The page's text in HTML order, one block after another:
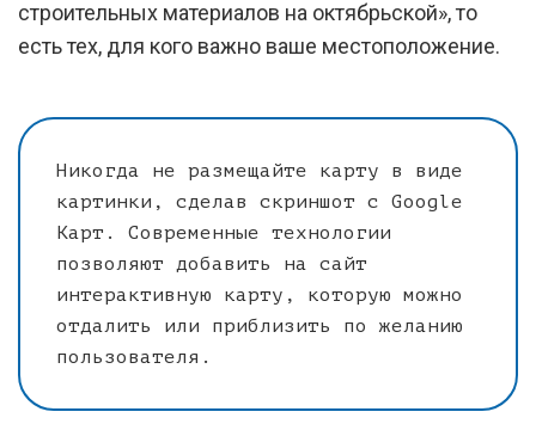
строительных материалов на октябрьской», то
есть тех, для кого важно ваше местоположение.
Никогда не размещайте карту в виде
картинки, сделав скриншот с Google
Карт. Современные технологии
позволяют добавить на сайт
интерактивную карту, которую можно
отдалить или приблизить по желанию
пользователя.